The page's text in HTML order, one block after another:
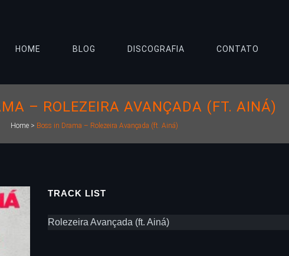
HOME BLOG DISCOGRAFIA CONTATO
– ROLEZEIRA AVANÇADA (FT. AINÁ)
Home > Boss in Drama – Rolezeira Avançada (ft. Ainá)
TRACK LIST
Rolezeira Avançada (ft. Ainá)